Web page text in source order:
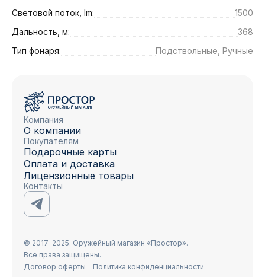
Световой поток, lm:
1500
Дальность, м:
368
Тип фонаря:
Подствольные, Ручные
Компания
О компании
Покупателям
Подарочные карты
Оплата и доставка
Лицензионные товары
Контакты
© 2017-2025. Оружейный магазин «Простор».
Все права защищены.
Договор оферты
Политика конфиденциальности